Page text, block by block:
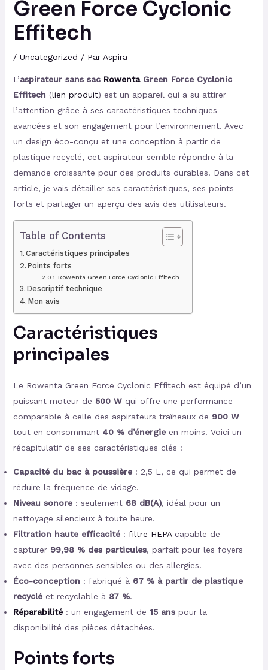
Green Force Cyclonic
Effitech
/ Uncategorized / Par Aspira
L’aspirateur sans sac RowentaGreen Force Cyclonic
Effitech (lien produit) est un appareil qui a su attirer
l’attention grâce à ses caractéristiques techniques
avancées et son engagement pour l’environnement. Avec
un design éco-conçu et une conception à partir de
plastique recyclé, cet aspirateur semble répondre à la
demande croissante pour des produits durables. Dans cet
article, je vais détailler ses caractéristiques, ses points
forts et partager un aperçu des avis des utilisateurs.
Table of Contents
Caractéristiques principales
Points forts
Rowenta Green Force Cyclonic Effitech
Descriptif technique
Mon avis
Caractéristiques
principales
Le Rowenta Green Force Cyclonic Effitech est équipé d’un
puissant moteur de 500 Wqui offre une performance
comparable à celle des aspirateurs traîneaux de 900 W
tout en consommant 40 % d’énergieen moins. Voici un
récapitulatif de ses caractéristiques clés :
Capacité du bac à poussière: 2,5 L, ce qui permet de
réduire la fréquence de vidage.
Niveau sonore: seulement 68 dB(A), idéal pour un
nettoyage silencieux à toute heure.
Filtration haute efficacité: filtre HEPAcapable de
capturer 99,98 % des particules, parfait pour les foyers
avec des personnes sensibles ou des allergies.
Éco-conception : fabriqué à 67 % à partir de plastique
recycléet recyclable à 87 %.
Réparabilité: un engagement de 15 anspour la
disponibilité des pièces détachées.
Points forts